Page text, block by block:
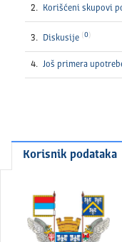
Korišćeni skupovi
Diskusije 0
Još primera
Korisnik podataka